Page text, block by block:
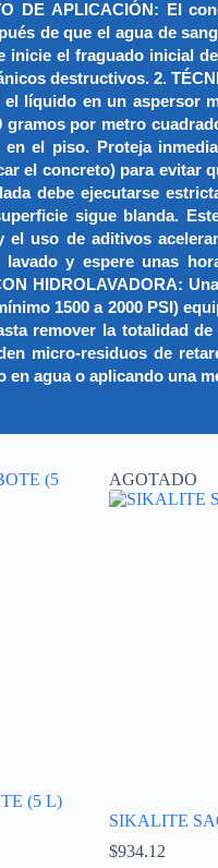
DE APLICACIÓN: El
de que el agua de
inicie el fraguado inicial
destructivos. 2.
líquido en un aspersor
gramos por metro
el piso. Proteja
el concreto) para evitar
debe ejecutarse
sigue blanda.
el uso de aditivos
lavado y espere unas
HIDROLAVADORA:
1500 a 2000 PSI)
remover la totalidad
micro-residuos de
agua o aplicando una
(5 L)
AGOTADO
SIKALITE
$934.12